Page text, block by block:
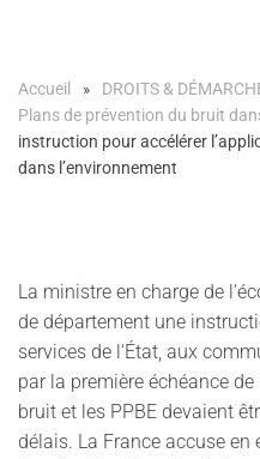
Accueil DROITS &
Plans de prévention du bruit
instruction pour accélérer
dans l’environnement
La ministre en charge de
de département une
services de l'État, aux
par la première échéance
bruit et les PPBE devaient
délais. La France accuse